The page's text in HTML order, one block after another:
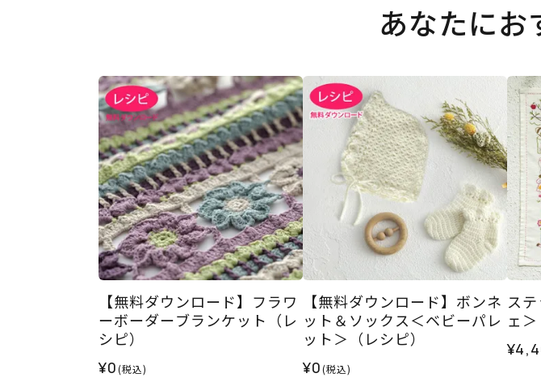
あなたにお
【無料ダウンロード】フラワ
ーボーダーブランケット（レ
シピ）
¥0(税込)
【無料ダウンロード】ボンネ
ット＆ソックス＜ベビーパレ
ット＞（レシピ）
¥0(税込)
ス
ェ＞